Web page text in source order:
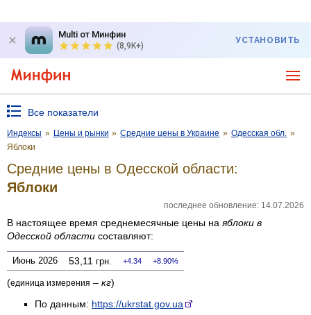
Multi от Минфин
(8,9K+)
УСТАНОВИТЬ
Все показатели
Индексы » Цены и рынки » Средние цены в Украине » Одесская обл. »
Яблоки
Средние цены в Одесской области:
Яблоки
последнее обновление: 14.07.2026
В настоящее время среднемесячные цены на яблоки в
Одесской области составляют:
Июнь 2026 53,11 грн. 4.34 8.90%
(единица измерения – кг)
По данным: https://ukrstat.gov.ua